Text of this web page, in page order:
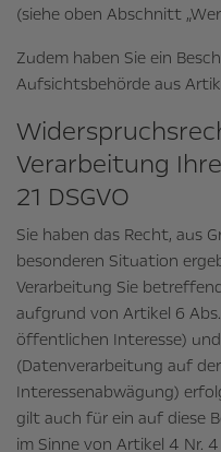
(siehe oben Abschnitt
Zudem haben Sie ein
Aufsichtsbehörde aus
Verarbeitung
21 DSGVO
Sie haben das Recht, aus
besonderen Situation
Verarbeitung Sie
aufgrund von Artikel 6
öffentlichen Interesse) und
(Datenverarbeitung auf
Interessenabwägung)
gilt auch für ein auf diese
im Sinne von Artikel 4 Nr. 4